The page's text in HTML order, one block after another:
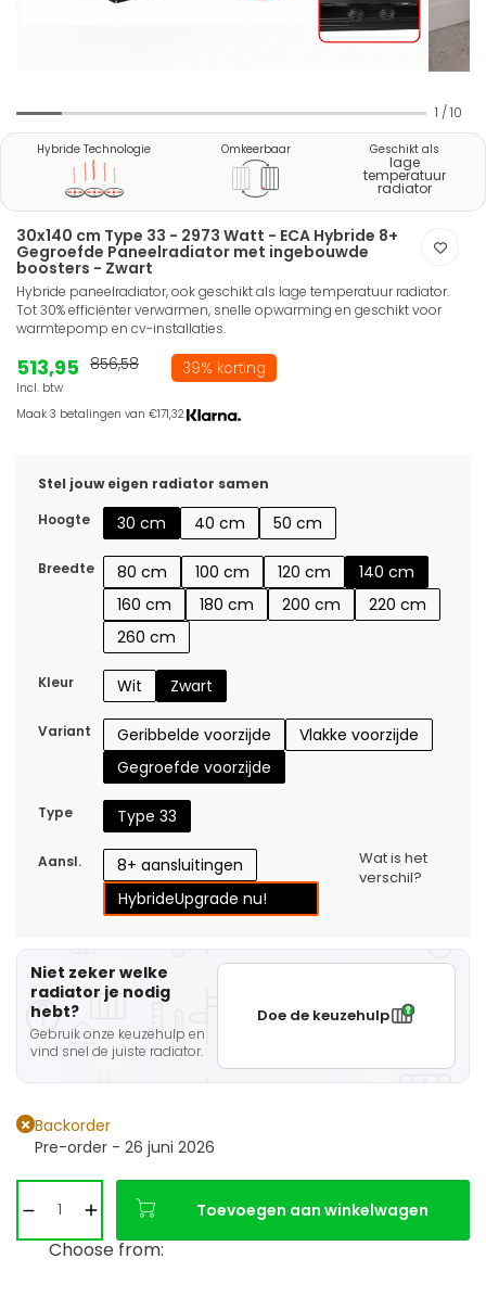
1 / 10
Hybride Technologie Omkeerbaar Geschikt als
lage
temperatuur
radiator
30x140 cm Type 33 - 2973 Watt - ECA Hybride 8+
Gegroefde Paneelradiator met ingebouwde
boosters - Zwart
Hybride paneelradiator, ook geschikt als lage temperatuur radiator.
Tot 30% efficiënter verwarmen, snelle opwarming en geschikt voor
warmtepomp en cv-installaties.
513,95
Incl. btw
856,58 39% korting
Maak 3 betalingen van €171,32.
Stel jouw eigen radiator samen
Hoogte
30 cm 40 cm 50 cm
Breedte 80 cm 100 cm 120 cm
140 cm
160 cm
180 cm 200 cm
220 cm
260 cm
Kleur Wit Zwart
Variant Geribbelde voorzijde
Vlakke voorzijde
Gegroefde voorzijde
Type Type 33
Aansl.
8+ aansluitingen
HybrideUpgrade nu!
Wat is het
verschil?
Niet zeker welke
radiator je nodig
hebt?
Gebruik onze keuzehulp en
vind snel de juiste radiator.
Doe de keuzehulp
Backorder
Pre-order - 26 juni 2026
Toevoegen aan winkelwagen
Choose from: